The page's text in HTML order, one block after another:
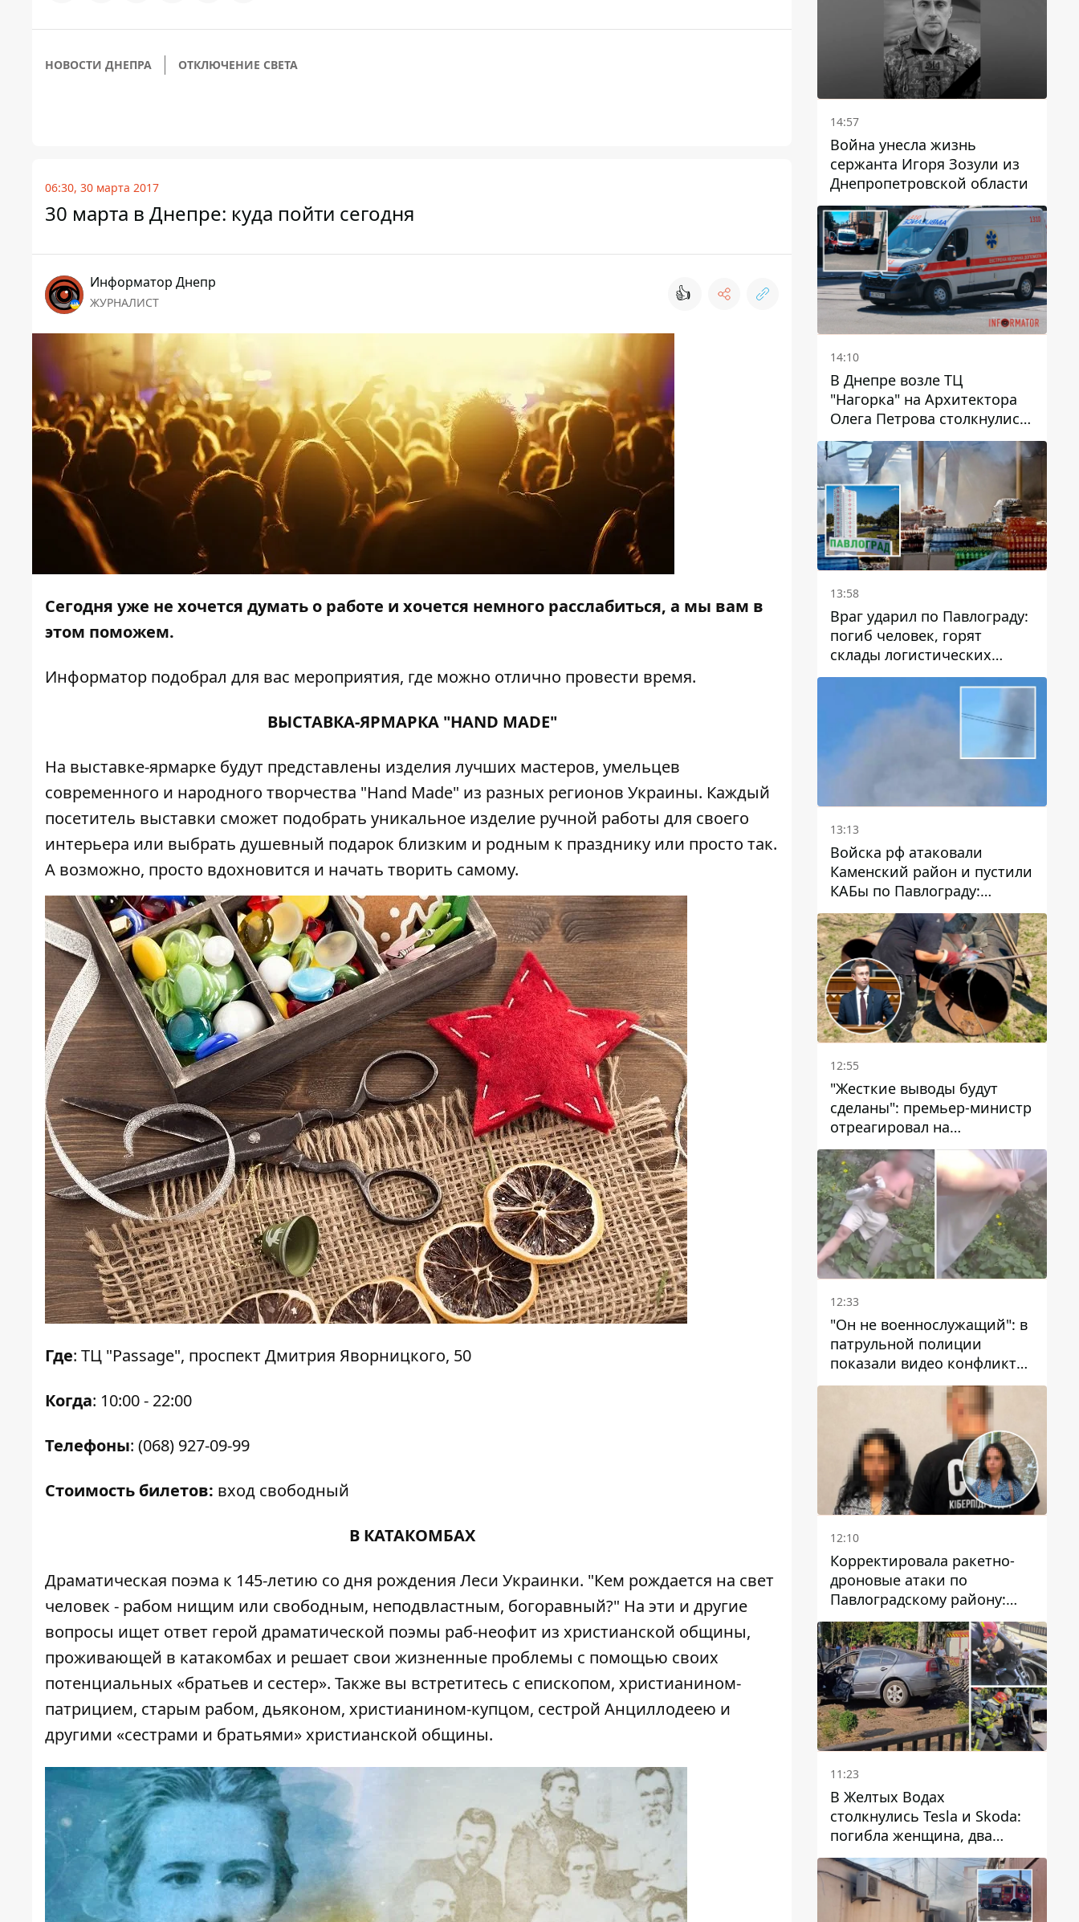
НОВОСТИ ДНЕПРА ОТКЛЮЧЕНИЕ СВЕТА
06:30, 30 марта 2017
30 марта в Днепре: куда пойти сегодня
Информатор Днепр
ЖУРНАЛИСТ 👍
Сегодня уже не хочется думать о работе и хочется немного расслабиться, а мы вам в
этом поможем.
Информатор подобрал для вас мероприятия, где можно отлично провести время.
ВЫСТАВКА-ЯРМАРКА "HAND MADE"
На выставке-ярмарке будут представлены изделия лучших мастеров, умельцев
современного и народного творчества "Hand Made" из разных регионов Украины. Каждый
посетитель выставки сможет подобрать уникальное изделие ручной работы для своего
интерьера или выбрать душевный подарок близким и родным к празднику или просто так.
А возможно, просто вдохновится и начать творить самому.
Где: ТЦ "Passage", проспект Дмитрия Яворницкого, 50
Когда: 10:00 - 22:00
Телефоны: (068) 927-09-99
Стоимость билетов: вход свободный
В КАТАКОМБАХ
Драматическая поэма к 145-летию со дня рождения Леси Украинки. "Кем рождается на свет
человек - рабом нищим или свободным, неподвластным, богоравный?" На эти и другие
вопросы ищет ответ герой драматической поэмы раб-неофит из христианской общины,
проживающей в катакомбах и решает свои жизненные проблемы с помощью своих
потенциальных «братьев и сестер». Также вы встретитесь с епископом, христианином-
патрицием, старым рабом, дьяконом, христианином-купцом, сестрой Анциллодеею и
другими «сестрами и братьями» христианской общины.
14:57
Война унесла жизнь
сержанта Игоря Зозули из
Днепропетровской области
14:10
В Днепре возле ТЦ
"Нагорка" на Архитектора
Олега Петрова столкнулись
"скорая" и Toyota: трамваи
№5 задерживаются
13:58
Враг ударил по Павлограду:
погиб человек, горят
склады логистических
компаний и магазина
13:13
Войска рф атаковали
Каменский район и пустили
КАБы по Павлограду:
пострадал мужчина, в небо
поднимается столб дыма
12:55
"Жесткие выводы будут
сделаны": премьер-министр
отреагировал на
несколькодневное
отсутствие воды в Марганце
12:33
"Он не военнослужащий": в
патрульной полиции
показали видео конфликта
с мужчиной без ноги на
проспекте Поля в Днепре
12:10
Корректировала ракетно-
дроновые атаки по
Павлоградскому району:
задержали вражескую
агентку
11:23
В Желтых Водах
столкнулись Tesla и Skoda:
погибла женщина, два
человека пострадали